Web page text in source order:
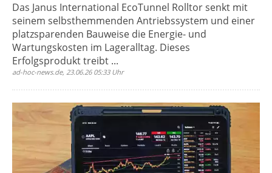
Das Janus International EcoTunnel Rolltor senkt mit
seinem selbsthemmenden Antriebssystem und einer
platzsparenden Bauweise die Energie- und
Wartungskosten im Lageralltag. Dieses
Erfolgsprodukt treibt ...
ad-hoc-news.de, 23.06.26 05:33 Uhr